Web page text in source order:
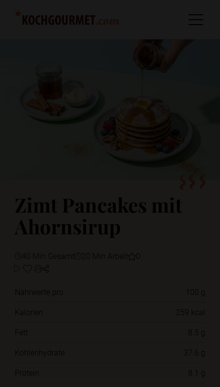
Zimt Pancakes mit
Ahornsirup
40 Min Gesamt 20 Min Arbeit 0
Nährwerte pro
100 g
Kalorien
259 kcal
Fett
8.5 g
Kohlenhydrate
37.6 g
Protein
8.1 g